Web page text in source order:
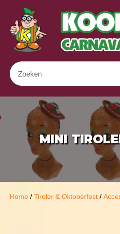
MINI
Home / Tiroler & Oktoberfest /